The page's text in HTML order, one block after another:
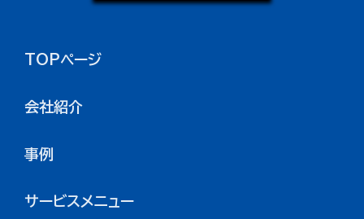
TOPページ
会社紹介
事例
サービスメニュー